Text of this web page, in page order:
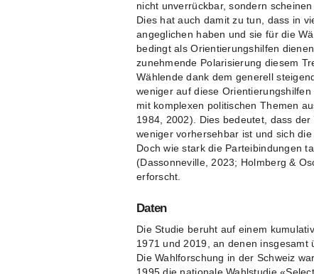
nicht unverrückbar, sondern
Dies hat auch damit zu tun, dass in
angeglichen haben und sie für die
bedingt als Orientierungshilfen
zunehmende Polarisierung diesem
Wählende dank dem generell
weniger auf diese
mit komplexen politischen Themen
1984, 2002). Dies bedeutet, dass
weniger vorhersehbar ist und sich
Doch wie stark die Parteibindungen
(Dassonneville, 2023; Holmberg &
erforscht.
Daten
Die Studie beruht auf einem
1971 und 2019, an denen insgesamt
Die Wahlforschung in der Schweiz